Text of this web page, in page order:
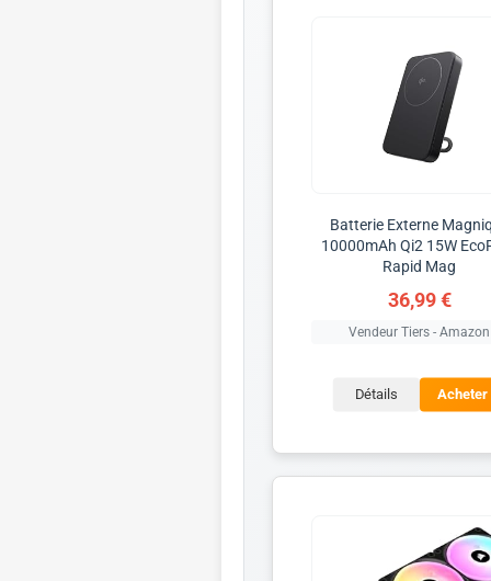
Batterie Externe
10000mAh Qi2 15W
Rapid Mag
36,99 €
Vendeur Tiers - Amazon
Détails Acheter